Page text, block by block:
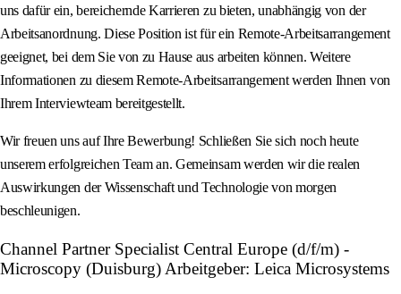
uns dafür ein, bereichernde Karrieren zu bieten, unabhängig von der
Arbeitsanordnung. Diese Position ist für ein Remote-Arbeitsarrangement
geeignet, bei dem Sie von zu Hause aus arbeiten können. Weitere
Informationen zu diesem Remote-Arbeitsarrangement werden Ihnen von
Ihrem Interviewteam bereitgestellt.
Wir freuen uns auf Ihre Bewerbung! Schließen Sie sich noch heute
unserem erfolgreichen Team an. Gemeinsam werden wir die realen
Auswirkungen der Wissenschaft und Technologie von morgen
beschleunigen.
Channel Partner Specialist Central Europe (d/f/m) -
Microscopy (Duisburg) Arbeitgeber: Leica Microsystems